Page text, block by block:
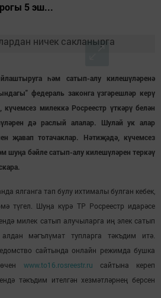
5 эш...
һәм сатып-алу килешүләренә
федераль законга үзгәрешләр керү
күчемсез милеккә Росреестр үткәрү белән
дә раслый алалар. Шулай ук алар
җавап тотачаклар. Нәтиҗәдә, күчемсез
шуңа бәйле сатып-алу килешүләрен теркәү
ялганга тап булу ихтималы булган кебек,
түгел. Шуңа күрә ТР Росреестр идарәсе
милек сатып алучыларга иң элек сатып
мәгълүмат тупларга тәкъдим итә.
сайтында онлайн режимда бушка
www.to16.rosreestr.ru
сайтына кереп
тәкъдим ителгән хезмәтләрнең берсен